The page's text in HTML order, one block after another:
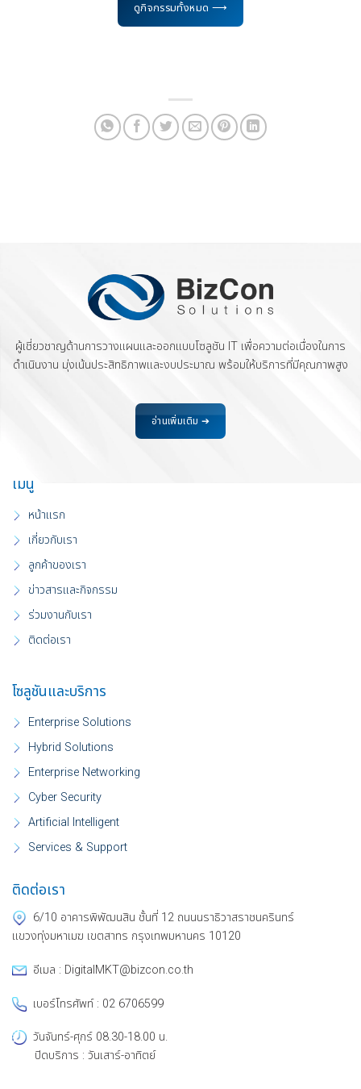
ดูกิจกรรมทั้งหมด ⟶
ผู้เชี่ยวชาญด้านการวางแผนและออกแบบโซลูชัน IT เพื่อความต่อเนื่องในการ
ดำเนินงาน มุ่งเน้นประสิทธิภาพและงบประมาณ พร้อมให้บริการที่มีคุณภาพสูง
อ่านเพิ่มเติม ➔
เมนู
หน้าแรก
เกี่ยวกับเรา
ลูกค้าของเรา
ข่าวสารและกิจกรรม
ร่วมงานกับเรา
ติดต่อเรา
โซลูชันและบริการ
Enterprise Solutions
Hybrid Solutions
Enterprise Networking
Cyber Security
Artificial Intelligent
Services & Support
ติดต่อเรา
6/10 อาคารพิพัฒนสิน ชั้นที่ 12 ถนนนราธิวาสราชนครินทร์
แขวงทุ่งมหาเมฆ เขตสาทร กรุงเทพมหานคร 10120
อีเมล : DigitalMKT@bizcon.co.th
เบอร์โทรศัพท์ : 02 6706599
วันจันทร์-ศุกร์ 08.30-18.00 น.
ปิดบริการ : วันเสาร์-อาทิตย์